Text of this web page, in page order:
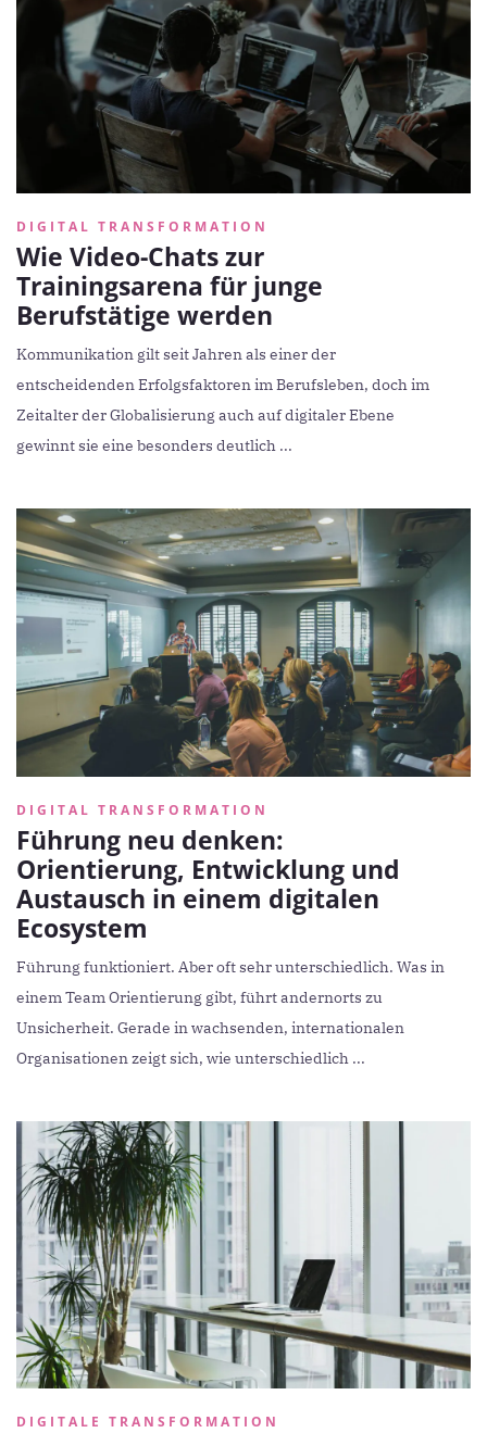
DIGITAL TRANSFORMATION
Wie Video-Chats zur
Trainingsarena für junge
Berufstätige werden
Kommunikation gilt seit Jahren als einer der
entscheidenden Erfolgsfaktoren im Berufsleben, doch im
Zeitalter der Globalisierung auch auf digitaler Ebene
gewinnt sie eine besonders deutlich ...
DIGITAL TRANSFORMATION
Führung neu denken:
Orientierung, Entwicklung und
Austausch in einem digitalen
Ecosystem
Führung funktioniert. Aber oft sehr unterschiedlich. Was in
einem Team Orientierung gibt, führt andernorts zu
Unsicherheit. Gerade in wachsenden, internationalen
Organisationen zeigt sich, wie unterschiedlich ...
DIGITALE TRANSFORMATION